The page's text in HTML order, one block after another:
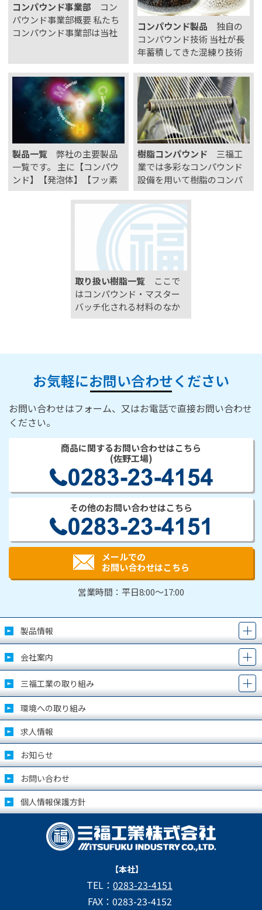
コンパウンド事業部 コン
パウンド事業部概要 私たち
コンパウンド事業部は当社
代のニーズにあったコンパ
ウンド及びマスターバッチ
の製造を手がけておりま
す。 環境配慮の面で注目さ
れており、自動車産業か…
コンパウンド製品 独自の
コンパウンド技術 当社が長
年蓄積してきた混練り技術
をいかし、お客様のオーダ
ーに適切にお答えするため
の製造ラインを導入し、製
品の安定供給に努めており
ます。また、自動運転化、
監視モニター等の信頼性の
高い生産管理システム…
製品一覧 弊社の主要製品
一覧です。 主に【コンパウ
ンド】【発泡体】【フッ素
関連製品】の3種の複合素材
取り扱っております。
樹脂コンパウンド 三福工
業では多彩なコンパウンド
設備を用いて樹脂のコンパ
ウンディングを行っており
ます。 ここでは当社の設
備、技術、検査内容につき
ましてご紹介します。 樹脂
コンパウンドとは 樹脂コン
パウンドとは樹脂に顔料や
添加剤を混ぜること…
取り扱い樹脂一覧 ここで
はコンパウンド・マスター
バッチ化される材料のなか
でも多岐にわたり使用され
スチック製品の原料として
お気軽にお問い合わせください
お問い合わせはフォーム、又はお電話で直接お問い合わせ
ください。
商品に関するお問い合わせはこちら
(佐野工場)
その他のお問い合わせはこちら
メールでの
お問い合わせはこちら
営業時間：平日8:00～17:00
製品情報
会社案内
三福工業の取り組み
環境への取り組み
求人情報
お知らせ
お問い合わせ
個人情報保護方針
【本社】
TEL： 0283-23-4151
FAX：0283-23-4152